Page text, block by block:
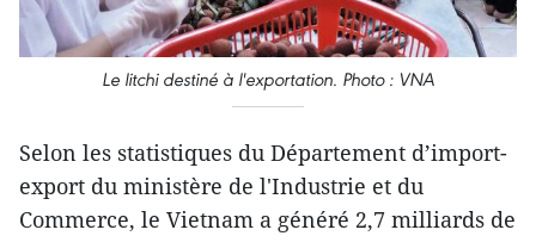
Le litchi destiné à l'exportation. Photo : VNA
Selon les statistiques du Département d’import-
export du ministère de l'Industrie et du
Commerce, le Vietnam a généré 2,7 milliards de